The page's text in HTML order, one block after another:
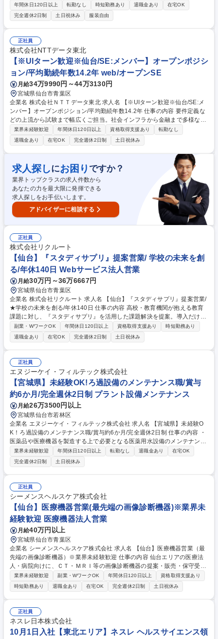
するサポートをお任せします。電話やチャットを活用し、弁護士や医師等
の専門家と連携し迅速に対応しています。 ★事故の1次受けは別部署が行
っており、二次サポートをお任せします。 ★ダイレクト保険なのでお客様
への直接フォローが可能です。サービス品質を高水準で維持する為、個人
の負担がかかりすぎないよう仕組化。代理店を通さずにお客様と直接やり
取りする為、直接感謝の言葉をいただく機会も多くやりがいを感じられる
場面が多いです。 ※変更の範囲：なし 募集職種 SC【仙台/エリア限定】
未経験歓迎★損害サービス/自動車保険/転勤無/研修体制◎
年間休日120日以上 転勤なし 時短勤務あり 退職金あり
在宅OK
完全週休2日制
土日祝休み 服装自由
正社員
株式会社NTTデータ東北
【※UIターン歓迎※仙台/SE:メンバー】オープンポジシ
ョン/平均勤続年数14.2年 web/オープンSE
月給34万9990円～44万3130円
宮城県仙台市青葉区
企業名 株式会社ＮＴＴデータ東北 求人名 【※UIターン歓迎※仙台/SE:メ
ンバー】オープンポジション/平均勤続年数14.2年 仕事の内容 要件定義な
どの上流から試験まで幅広くご担当。社会インフラから金融まで多様な顧
客の案件を通じ、ご自身の得意分野やスキルに合わせて最適なプロジェク
トでご活躍いただきます。 ■公共：AIを活用した自治体DXソリューション
や防災・減災システムの企画・導入 ■金融：データセンタを活用したクラ
ウド構築や独自業務ソリューションの開発 ■法人：AI・BI・Cloud等の先
進技術を用いたDX推進、ERPシステムの開発 ■大規模アジャイル開発や
ローコード開発プラットフォームを活用したシステム開発 ■ご経験やスキ
ル、希望を最大限考慮し、最適なプロジェクトをお任せします。 募集職種
【※UIターン歓迎※仙台/SE:メンバー】オープンポジション/平均勤続年数
14.2年
業界未経験歓迎 年間休日120日以上 資格取得支援あり
転勤なし
退職金あり
在宅OK 完全週休2日制 土日祝休み
求人探しにお困り ですか？
業界トップクラスの求人件数から
あなたの力を最大限に発揮できる
求人探しをお手伝いします。
アドバイザーに相談する
正社員
株式会社リクルート
【仙台】『スタディサプリ』提案営業/ 学校の未来を創
る/年休140日 Webサービス法人営業
月給30万円～36万6667円
宮城県仙台市青葉区
企業名 株式会社リクルート 求人名 【仙台】『スタディサプリ』提案営業/
★学校の未来を創る/年休140日 仕事の内容 高校・教育機関が抱える教育
課題に対し、『スタディサプリ』を活用した課題解決を提案。導入だけで
なく、活用促進まで伴走することで、先生方の進路指導や学習指導の質向
上に貢献します。 ご本人の適性やご経験、事業の戦略・状況に応じて、
「新規営業」または「既存営業」のいずれかの部署へ配属となります。選
考中に入社後配属候補組織についてご提示いたします。【新規営業】『ス
タディサプリ』を導入していない、あるいは取引が中断している全国の高
校・教育機関に対して、新規アプローチを行います。【既存営業】既にご
導入いただいている既存顧客と関係性を築きながら、課題解決していく深
耕型の営業です。 募集職種 【仙台】『スタディサプリ』提案営業/★学校
の未来を創る/年休140日
副業・WワークOK 年間休日120日以上 資格取得支援あり
時短勤務あり
退職金あり
在宅OK 完全週休2日制 土日祝休み
正社員
エヌジーケイ・フィルテック株式会社
【宮城県】未経験OK!ろ過設備のメンテナンス職/賞与
約6か月/完全週休2日制 プラント設備メンテナンス
月給26万3500円以上
宮城県仙台市若林区
企業名 エヌジーケイ・フィルテック株式会社 求人名 【宮城県】未経験O
K！ろ過設備のメンテナンス職/賞与約6か月/完全週休2日制 仕事の内容 ・
医薬品や医療機器を製造する上で必要となる医薬用水設備のメンテナンス
をお任せします。 ・エヌジーケイ・フィルテック 東北出張所を拠点とし
て、東北エリアのメンテナンスを担当頂きます。 【具体的には】 ・研修
やOJTもあるので未経験者でも挑戦出来ます。 ・お客様へ納入した設備の
定期点検や部品交換、設備の調整などをお任せします。 ・現場作業は協力
会社のスタッフと複数で伺い、トラブルが発生した場合も上長や技術担当
がバックアップするので安心です。 募集職種 【宮城県】未経験OK！ろ過
設備のメンテナンス職/賞与約6か月/完全週休2日制
業界未経験歓迎 年間休日120日以上 転勤なし 退職金あり
在宅OK
完全週休2日制
土日祝休み
正社員
シーメンスヘルスケア株式会社
【仙台】医療機器営業(最先端の画像診断機器)※業界未
経験歓迎 医療機器法人営業
月給40万円以上
宮城県仙台市青葉区
企業名 シーメンスヘルスケア株式会社 求人名 【仙台】医療機器営業（最
先端の画像診断機器）※業界未経験歓迎 仕事の内容 仙台エリアの医療法
人・病院向けに、ＣＴ・ＭＲＩ等の画像診断機器の提案・販売・保守受注
を担当。医療現場のニーズや経営課題を理解し、問題解決を共に行うソリ
ューション営業です。 ・ＣＴ、ＭＲＩ、Ｘ線、超音波画像診断装置等の販
売・保守受注 ・医療機関の課題解決に向けたソリューション提案および導
入後フォロー ・顧客情報や競合情報の収集と効果的な営業戦略の立案・実
行 ・社内技術・サービス部門や地元パートナー等と協働した提案 募集職
種 【仙台】医療機器営業（最先端の画像診断機器）※業界未経験歓迎
業界未経験歓迎 副業・WワークOK 年間休日120日以上
資格取得支援あり
時短勤務あり
退職金あり 在宅OK 完全週休2日制 土日祝休み
正社員
ネスレ日本株式会社
10月1日入社【東北エリア】ネスレ ヘルスサイエンス領